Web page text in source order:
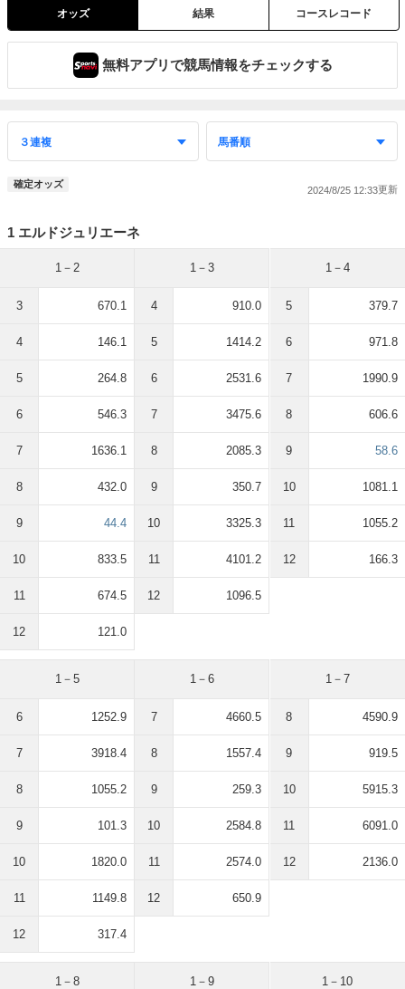
オッズ 結果 コースレコード
無料アプリで競馬情報をチェックする
確定オッズ
2024/8/25 12:33
1 エルドジュリエーネ
1－2
3 670.1
4 146.1
5 264.8
6 546.3
7 1636.1
8 432.0
9 44.4
10 833.5
11 674.5
12 121.0
1－3
4 910.0
5 1414.2
6 2531.6
7 3475.6
8 2085.3
9 350.7
10 3325.3
11 4101.2
12 1096.5
1－4
5 379.7
6 971.8
7 1990.9
8 606.6
9 58.6
10 1081.1
11 1055.2
12 166.3
1－5
6 1252.9
7 3918.4
8 1055.2
9 101.3
10 1820.0
11 1149.8
12 317.4
1－6
7 4660.5
8 1557.4
9 259.3
10 2584.8
11 2574.0
12 650.9
1－7
8 4590.9
9 919.5
10 5915.3
11 6091.0
12 2136.0
1－8 1－9 1－10